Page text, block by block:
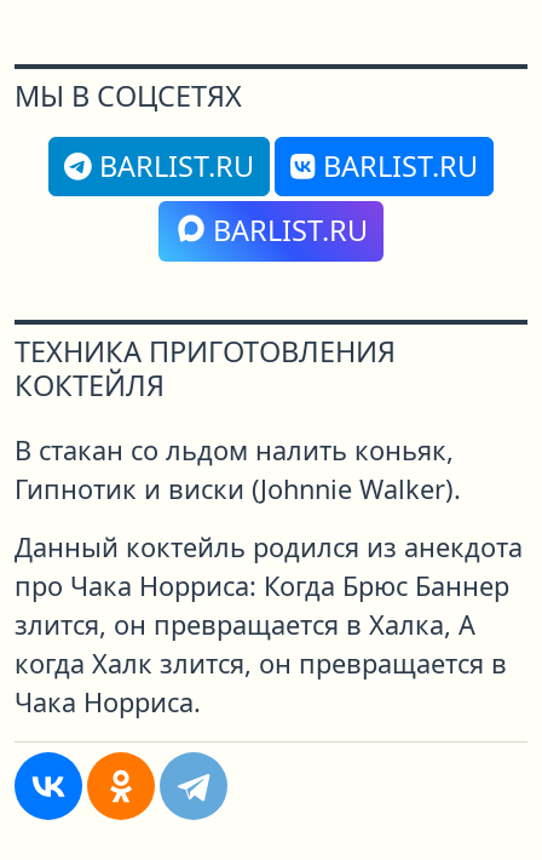
МЫ В СОЦСЕТЯХ
BARLIST.RU
BARLIST.RU
BARLIST.RU
ТЕХНИКА ПРИГОТОВЛЕНИЯ
КОКТЕЙЛЯ
В стакан со льдом налить коньяк,
Гипнотик и виски (Johnnie Walker).
Данный коктейль родился из анекдота
про Чака Норриса: Когда Брюс Баннер
злится, он превращается в Халка, А
когда Халк злится, он превращается в
Чака Норриса.